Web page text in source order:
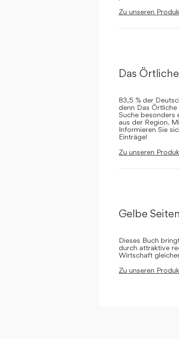
Zu unseren
Das
83,5 % der
denn Das
Suche besonders
aus der Region.
Informieren Sie
Einträge!
Zu unseren
Gelbe
Dieses Buch
durch attraktive
Wirtschaft
Zu unseren